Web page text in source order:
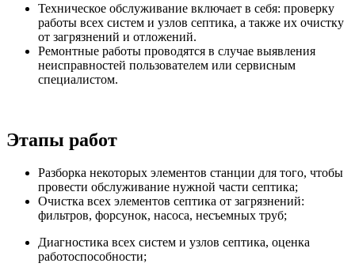
Техническое обслуживание включает в себя: проверку
работы всех систем и узлов септика, а также их очистку
от загрязнений и отложений.
Ремонтные работы проводятся в случае выявления
неисправностей пользователем или сервисным
специалистом.
Этапы работ
Разборка некоторых элементов станции для того, чтобы
провести обслуживание нужной части септика;
Очистка всех элементов септика от загрязнений:
фильтров, форсунок, насоса, несъемных труб;
Диагностика всех систем и узлов септика, оценка
работоспособности;